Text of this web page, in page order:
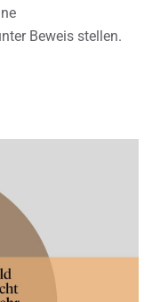
Beweis stellen.